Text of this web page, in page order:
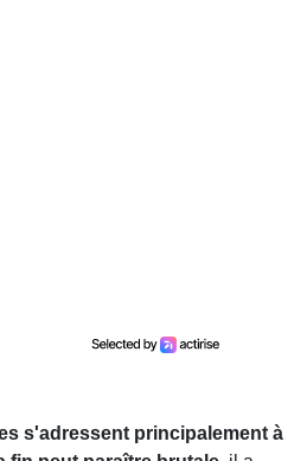
s'adressent principalement à